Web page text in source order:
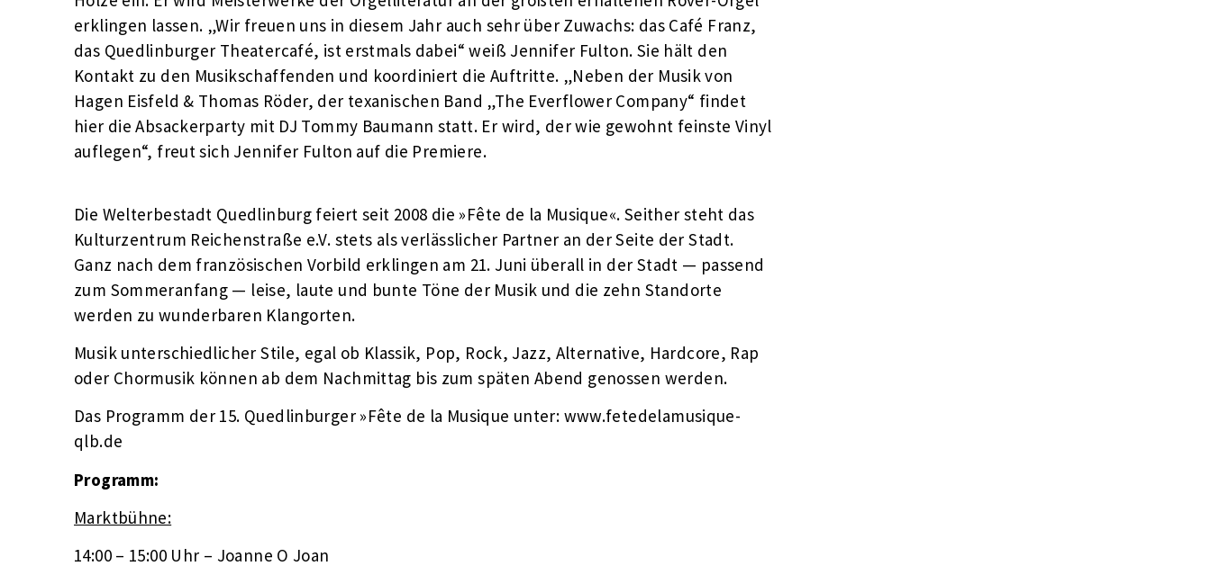
erklingen lassen. „Wir freuen uns in diesem Jahr auch sehr über Zuwachs: das Café Franz,
das Quedlinburger Theatercafé, ist erstmals dabei“ weiß Jennifer Fulton. Sie hält den
Kontakt zu den Musikschaffenden und koordiniert die Auftritte. „Neben der Musik von
Hagen Eisfeld & Thomas Röder, der texanischen Band „The Everflower Company“ findet
hier die Absackerparty mit DJ Tommy Baumann statt. Er wird, der wie gewohnt feinste Vinyl
auflegen“, freut sich Jennifer Fulton auf die Premiere.
Die Welterbestadt Quedlinburg feiert seit 2008 die »Fête de la Musique«. Seither steht das
Kulturzentrum Reichenstraße e.V. stets als verlässlicher Partner an der Seite der Stadt.
Ganz nach dem französischen Vorbild erklingen am 21. Juni überall in der Stadt — passend
zum Sommeranfang — leise, laute und bunte Töne der Musik und die zehn Standorte
werden zu wunderbaren Klangorten.
Musik unterschiedlicher Stile, egal ob Klassik, Pop, Rock, Jazz, Alternative, Hardcore, Rap
oder Chormusik können ab dem Nachmittag bis zum späten Abend genossen werden.
Das Programm der 15. Quedlinburger »Fête de la Musique unter: www.fetedelamusique-
qlb.de
Programm:
Marktbühne:
14:00 – 15:00 Uhr – Joanne O Joan